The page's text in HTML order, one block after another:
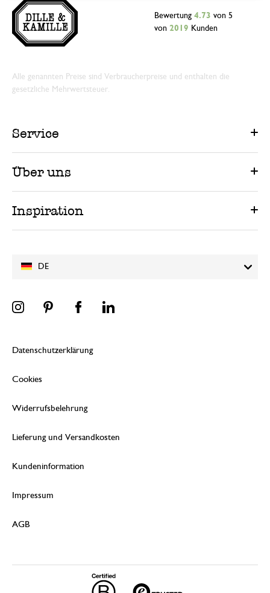
DE
Bewertung 4.73 von 5
von 2019 Kunden
Alle genannten Preise sind Verbraucherpreise und enthalten die
gesetzliche Mehrwertsteuer.
Service
Über uns
Inspiration
Datenschutzerklärung
Cookies
Widerrufsbelehrung
Lieferung und Versandkosten
Kundeninformation
Impressum
AGB